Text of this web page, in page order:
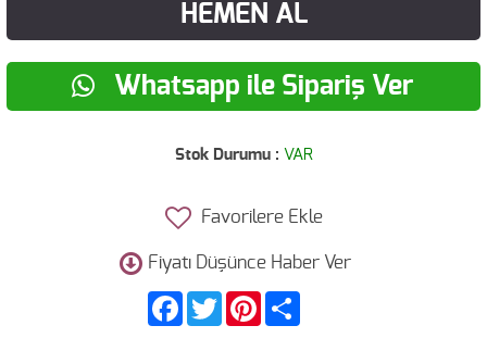
HEMEN AL
Whatsapp ile Sipariş Ver
Stok Durumu : VAR
Favorilere Ekle
Fiyatı Düşünce Haber Ver
FacebookTwitter Pinterest